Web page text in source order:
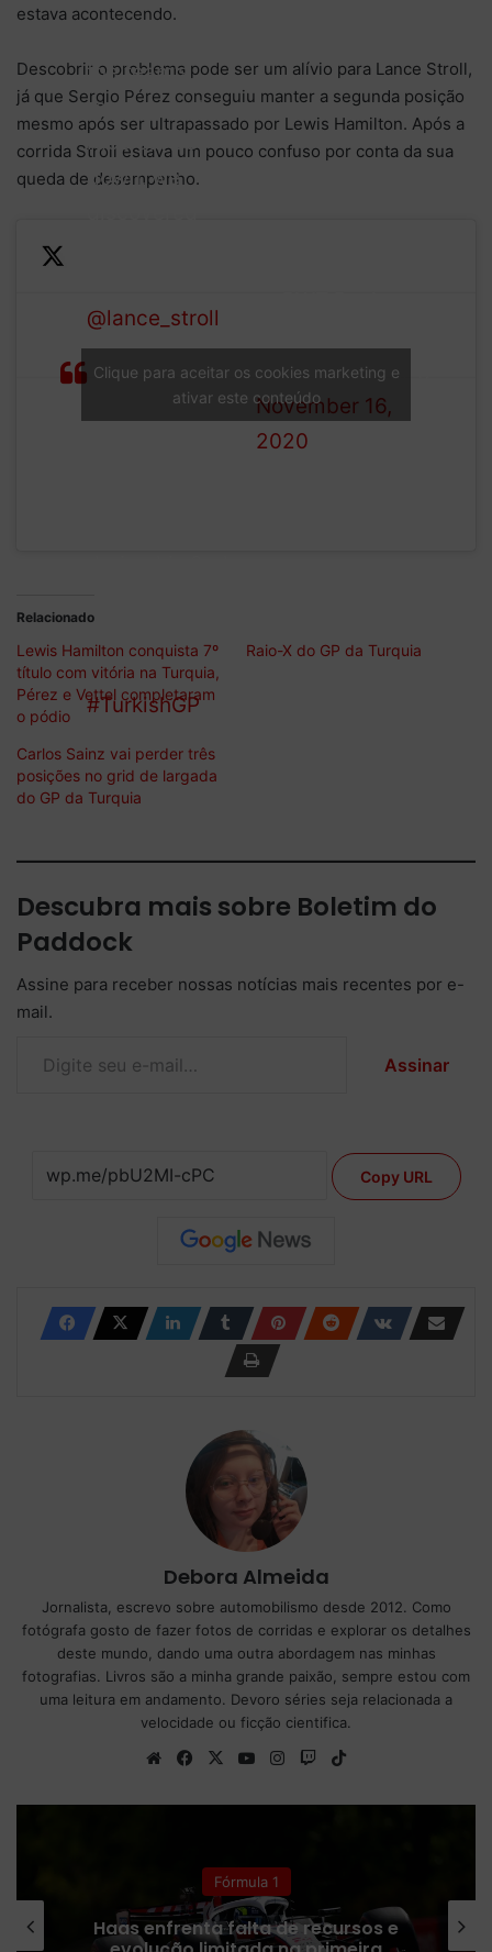
estava acontecendo.
Descobrir o problema pode ser um alívio para Lance Stroll,
já que Sergio Pérez conseguiu manter a segunda posição
mesmo após ser ultrapassado por Lewis Hamilton. Após a
corrida Stroll estava um pouco confuso por conta da sua
queda de desempenho.
the team’s
routine post-
race car set
down, we
@lance_stroll
front wing that
was a significant
contributor to
tyres at the
#TurkishGP. [1/5]
(@RacingPointF1)
November 16,
2020
Clique para aceitar os cookies marketing e
ativar este conteúdo
Relacionado
Lewis Hamilton conquista 7º
título com vitória na Turquia,
Pérez e Vettel completaram
o pódio
Raio-X do GP da Turquia
Carlos Sainz vai perder três
posições no grid de largada
do GP da Turquia
Descubra mais sobre Boletim do
Paddock
Assine para receber nossas notícias mais recentes por e-
mail.
Assinar
Copy URL
Debora Almeida
Jornalista, escrevo sobre automobilismo desde 2012. Como
fotógrafa gosto de fazer fotos de corridas e explorar os detalhes
deste mundo, dando uma outra abordagem nas minhas
fotografias. Livros são a minha grande paixão, sempre estou com
uma leitura em andamento. Devoro séries seja relacionada a
velocidade ou ficção cientifica.
We
te
Fa
bo
X
Yo
ub
Ins
ra
Tw
h
k
Fórmula 1
Receita da Fórmula 1 despenca após